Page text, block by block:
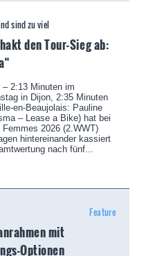
sind zu viel
den Tour-Sieg ab:
– 2:13 Minuten im
in Dijon, 2:35 Minuten
en-Beaujolais: Pauline
– Lease a Bike) hat bei
2026 (2.WWT)
hintereinander kassiert
nach fünf...
Feature
mit
Optionen